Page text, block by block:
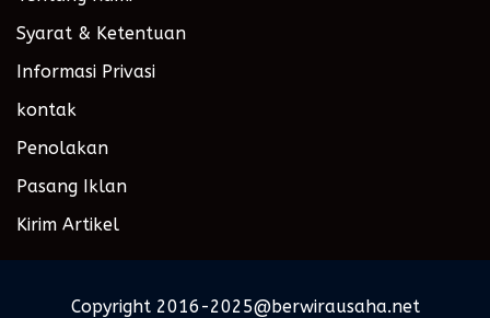
Syarat & Ketentuan
Informasi Privasi
kontak
Penolakan
Pasang Iklan
Kirim Artikel
Copyright 2016-2025@berwirausaha.net